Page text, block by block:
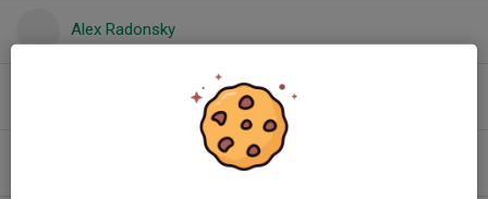
Alex Radonsky
Alexander Backlund